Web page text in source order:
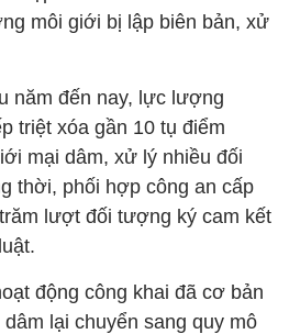
môi giới bị lập biên bản, xử
năm đến nay, lực lượng
triệt xóa gần 10 tụ điểm
mại dâm, xử lý nhiều đối
thời, phối hợp công an cấp
lượt đối tượng ký cam kết
động công khai đã cơ bản
lại chuyển sang quy mô